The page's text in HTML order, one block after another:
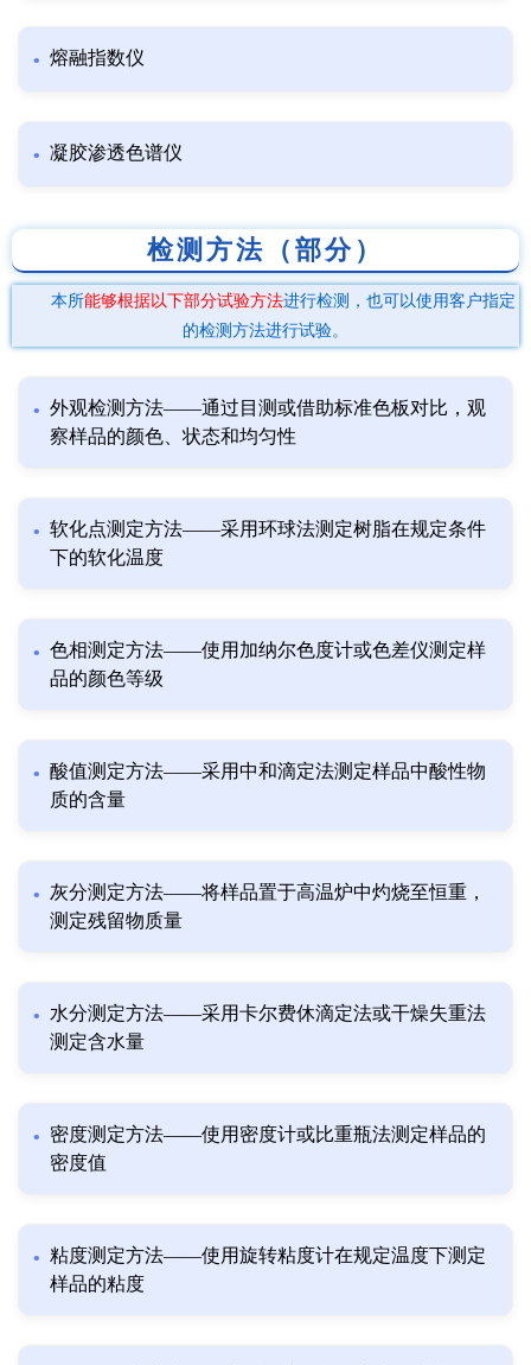
熔融指数仪
凝胶渗透色谱仪
检测方法（部分）
本所能够根据以下部分试验方法进行检测，也可以使用客户指定
的检测方法进行试验。
外观检测方法——通过目测或借助标准色板对比，观
察样品的颜色、状态和均匀性
软化点测定方法——采用环球法测定树脂在规定条件
下的软化温度
色相测定方法——使用加纳尔色度计或色差仪测定样
品的颜色等级
酸值测定方法——采用中和滴定法测定样品中酸性物
质的含量
灰分测定方法——将样品置于高温炉中灼烧至恒重，
测定残留物质量
水分测定方法——采用卡尔费休滴定法或干燥失重法
测定含水量
密度测定方法——使用密度计或比重瓶法测定样品的
密度值
粘度测定方法——使用旋转粘度计在规定温度下测定
样品的粘度